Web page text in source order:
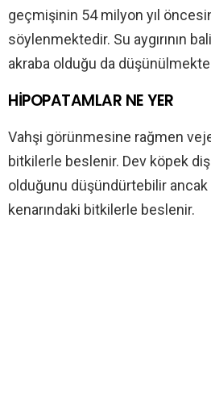
geçmişinin 54 milyon yıl
söylenmektedir. Su aygırının
akraba olduğu da
HİPOPATAMLAR NE YER
Vahşi görünmesine rağmen
bitkilerle beslenir. Dev köpek
olduğunu düşündürtebilir ancak
kenarındaki bitkilerle beslenir.